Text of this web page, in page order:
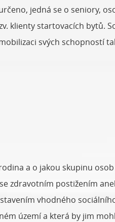
jedná se o seniory,
klienty startovacích bytů.
svých
a o jakou skupinu
zdravotním postižením
vhodného
území a která by jim